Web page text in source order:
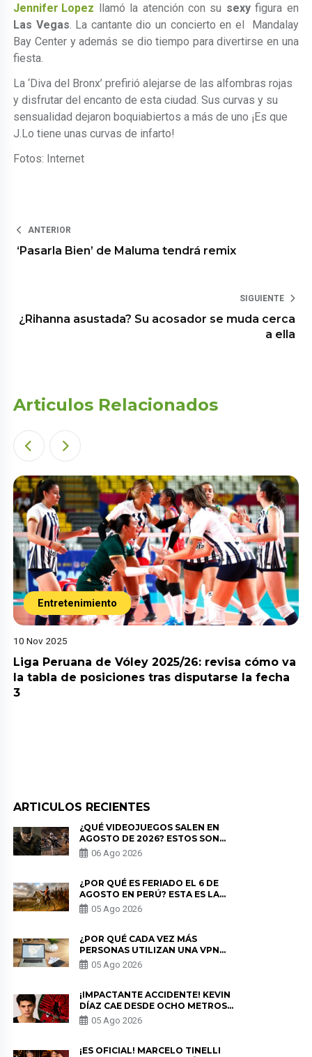
Jennifer Lopez llamó la atención con su sexyfigura en
Las Vegas. La cantante dio un concierto en el Mandalay
Bay Center y además se dio tiempo para divertirse en una
fiesta.
La ‘Diva del Bronx’ prefirió alejarse de las alfombras rojas
y disfrutar del encanto de esta ciudad. Sus curvas y su
sensualidad dejaron boquiabiertos a más de uno ¡Es que
J.Lo tiene unas curvas de infarto!
Fotos: Internet
ANTERIOR
‘Pasarla Bien’ de Maluma tendrá remix
SIGUIENTE
¿Rihanna asustada? Su acosador se muda cerca
a ella
Articulos Relacionados
Entretenimiento
10 Nov 2025
Liga Peruana de Vóley 2025/26: revisa cómo va
la tabla de posiciones tras disputarse la fecha
3
ARTICULOS RECIENTES
¿QUÉ VIDEOJUEGOS SALEN EN
AGOSTO DE 2026? ESTOS SON
LOS ESTRENOS MÁS ESPERADOS
06 Ago 2026
¿POR QUÉ ES FERIADO EL 6 DE
AGOSTO EN PERÚ? ESTA ES LA
HISTORIA
05 Ago 2026
¿POR QUÉ CADA VEZ MÁS
PERSONAS UTILIZAN UNA VPN
PARA PROTEGER SU
PRIVACIDAD?
05 Ago 2026
¡IMPACTANTE ACCIDENTE! KEVIN
DÍAZ CAE DESDE OCHO METROS
EN “ESTO ES GUERRA” Y GENERA
PREOCUPACIÓN
05 Ago 2026
¡ES OFICIAL! MARCELO TINELLI